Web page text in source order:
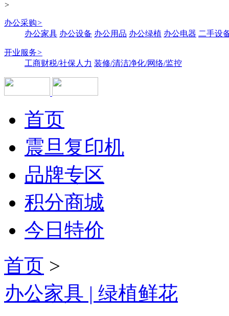
>
办公采购>
办公家具 办公设备 办公用品 办公绿植 办公电器 二手设
开业服务>
工商财税/社保人力 装修/清洁净化/网络/监控
首页
震旦复印机
品牌专区
积分商城
今日特价
首页 >
办公家具 | 绿植鲜花